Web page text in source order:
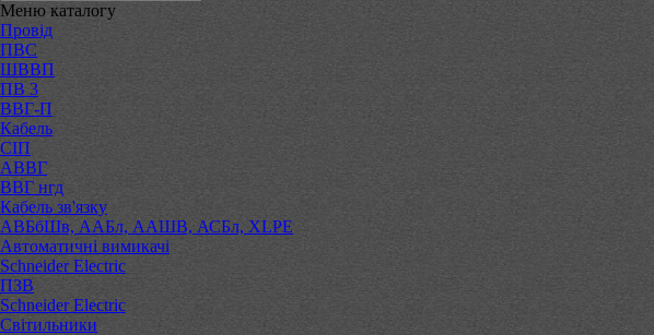
Меню каталогу
Провід
ПВС
ШВВП
ПВ 3
ВВГ-П
Кабель
СІП
АВВГ
ВВГ нгд
Кабель зв'язку
АВБбШв, ААБл, ААШВ, АСБл, XLPE
Автоматичні вимикачі
Schneider Electric
ПЗВ
Schneider Electric
Світильники